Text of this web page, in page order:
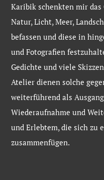
Karibik schenkten mir
Natur, Licht, Meer,
befassen und diese in
und Fotografien
Gedichte und viele
Atelier dienen solche
weiterführend als
Wiederaufnahme und
und Erlebtem, die sich zu
zusammenfügen.